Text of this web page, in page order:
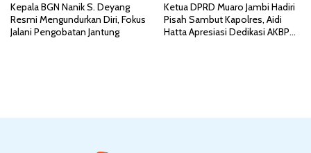
Kepala BGN Nanik S. Deyang
Resmi Mengundurkan Diri, Fokus
Jalani Pengobatan Jantung
Ketua DPRD Muaro Jambi Hadiri
Pisah Sambut Kapolres, Aidi
Hatta Apresiasi Dedikasi AKBP